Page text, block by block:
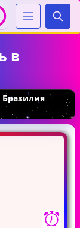
в
Бразилия